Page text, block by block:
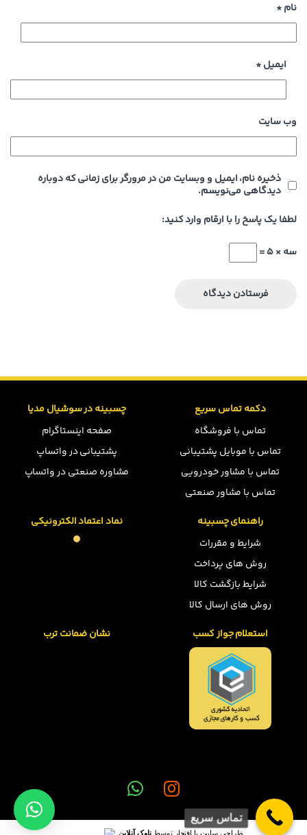
نام*
ایمیل*
وب‌ سایت
ذخیره نام، ایمیل و وبسایت من در مرورگر برای زمانی که دوباره
دیدگاهی می‌نویسم.
لطفا یک پاسخ را با ارقام وارد کنید:
سه × 5 =
دکمه تماس سریع
تماس با فروشگاه
تماس با موبایل پشتیبانی
تماس با مشاور خودرویی
تماس با مشاور صنعتی
چسبینه در سوشیال مدیا
صفحه اینستاگرام
پشتیبانی در واتساپ
مشاوره صنعتی در واتساپ
راهنمای چسبینه
شرایط و مقررات
روش های پرداخت
شرایط بازگشت کالا
روش های ارسال کالا
نماد اعتماد الکترونیکی
استعلام جواز کسب نشان ضمانت ترب
طراحی سایت با افتخار توسط ناوک آنلاین
تماس سریع